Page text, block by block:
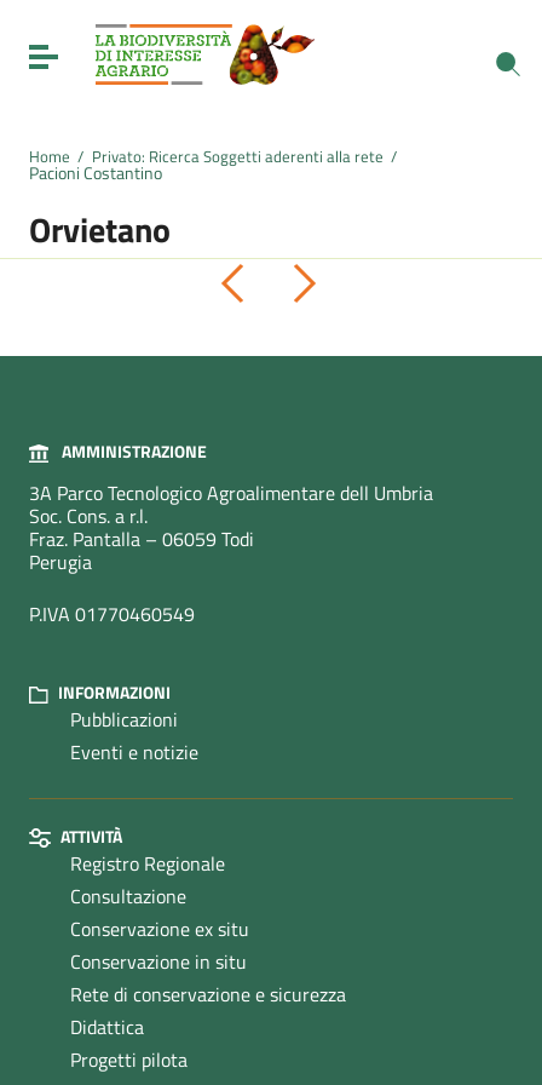
Vai al menu di navigazione
Vai al footer
Toggle navigation
Home / Privato: Ricerca Soggetti aderenti alla rete /
Pacioni Costantino
Orvietano
Pagina precedentePagina successiva
AMMINISTRAZIONE
3A Parco Tecnologico Agroalimentare dell Umbria
Soc. Cons. a r.l.
Fraz. Pantalla – 06059 Todi
Perugia
P.IVA 01770460549
INFORMAZIONI
Pubblicazioni
Eventi e notizie
ATTIVITÀ
Registro Regionale
Consultazione
Conservazione ex situ
Conservazione in situ
Rete di conservazione e sicurezza
Didattica
Progetti pilota